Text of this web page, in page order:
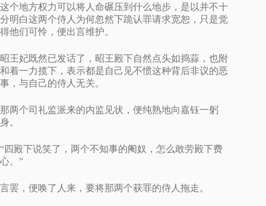
这个地方权力可以将人命碾压到什么地步，是以并不十
分明白这两个侍人为何忽然下跪认罪请求宽恕，只是觉
得他们可怜，便出言维护。
昭王妃既然已发话了，昭王殿下自然点头如捣蒜，也附
和着一力揽下，表示都是自己见不惯这种背后非议的恶
事，与自己的侍人无关。
那两个司礼监派来的内监见状，便纯熟地向嘉钰一躬
身。
“四殿下说笑了，两个不知事的阉奴，怎么敢劳殿下费
心。”
言罢，便唤了人来，要将那两个获罪的侍人拖走。